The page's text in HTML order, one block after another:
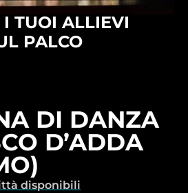
I TUOI ALLIEVI
PALCO
DI DANZA
D’ADDA
disponibili